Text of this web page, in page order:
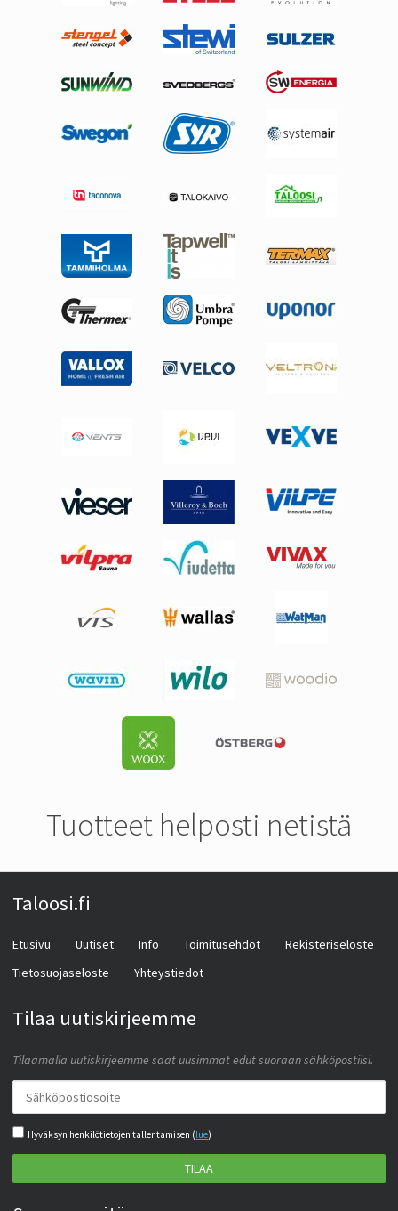
Tuotteet helposti netistä
Taloosi.fi
Etusivu Uutiset Info Toimitusehdot
Rekisteriseloste
Tietosuojaseloste
Yhteystiedot
Tilaa uutiskirjeemme
Tilaamalla uutiskirjeemme saat uusimmat edut suoraan sähköpostiisi.
Hyväksyn henkilötietojen tallentamisen (lue)
TILAA